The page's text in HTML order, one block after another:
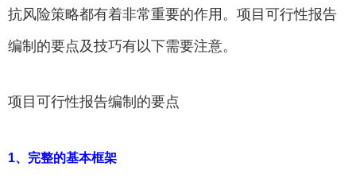
抗风险策略都有着非常重要的作用。项目可行性报告
编制的要点及技巧有以下需要注意。
项目可行性报告编制的要点
1、完整的基本框架